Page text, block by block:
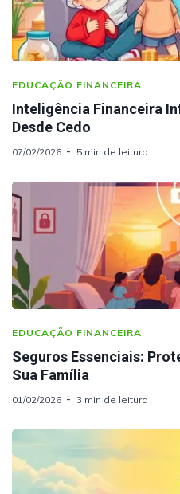
EDUCAÇÃO FINANCEIRA
Inteligência Financeira
Desde Cedo
07/02/2026 5 min de leitura
EDUCAÇÃO FINANCEIRA
Seguros Essenciais:
Sua Família
01/02/2026 3 min de leitura